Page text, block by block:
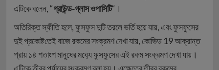
এটিকে বলেন, “গ্রাউন্ড-গ্লাস ওপাসিটি“।
অতিরিক্ত স্ফীতি হলে, ফুসফুস দুটি তরলে ভর্তি হয়ে যায়, এবং ফুসফুসের
দুই প্রকোষ্ট‌তেই বাজে রকমের সংক্রমণ দেখা যায়, কোভিড 19 আক্রান্ত
প্রায় ১৪ শতাংশ মানুষের মধ‍্যে ফুসফুসের এই রকম সংক্রমণ দেখা যায়।